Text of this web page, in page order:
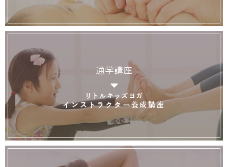
通学講座
リトルキッズヨガ
インストラクター養成講座